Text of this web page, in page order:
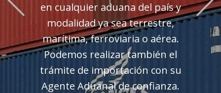
en cualquier aduana del país y
modalidad ya sea terrestre,
marítima, ferroviaria o aérea.
Podemos realizar también el
trámite de importación con su
Agente Aduanal de confianza.